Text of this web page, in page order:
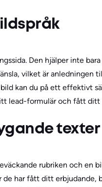
Den hjälper inte
vilket är anledningen
kan du på ett effektivt
lead-formulär och fått ditt
texter
rubriken och en
de har fått ditt erbjudande,